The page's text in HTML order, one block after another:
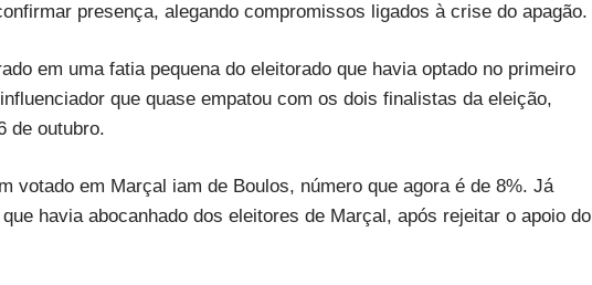
presença, alegando compromissos ligados à crise do apagão.
em uma fatia pequena do eleitorado que havia optado no primeiro
que quase empatou com os dois finalistas da eleição,
de outubro.
votado em Marçal iam de Boulos, número que agora é de 8%. Já
havia abocanhado dos eleitores de Marçal, após rejeitar o apoio do